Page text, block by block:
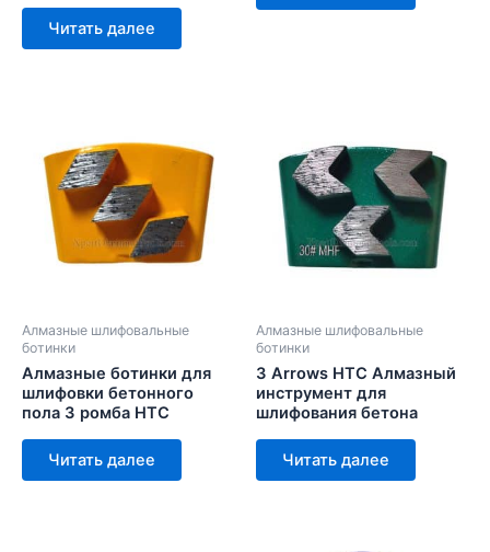
Читать далее
Алмазные шлифовальные
ботинки
Алмазные ботинки для
шлифовки бетонного
пола 3 ромба HTC
Читать далее
Алмазные шлифовальные
ботинки
3 Arrows HTC Алмазный
инструмент для
шлифования бетона
Читать далее